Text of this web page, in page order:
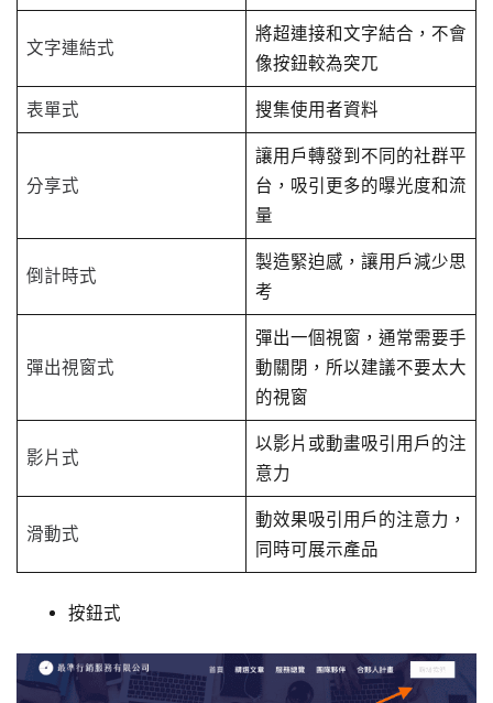
文字連結式
將超連接和文字結合，不會
像按鈕較為突兀
表單式 搜集使用者資料
分享式
讓用戶轉發到不同的社群平
台，吸引更多的曝光度和流
量
倒計時式
製造緊迫感，讓用戶減少思
考
彈出視窗式
彈出一個視窗，通常需要手
動關閉，所以建議不要太大
的視窗
影片式
以影片或動畫吸引用戶的注
意力
滑動式
動效果吸引用戶的注意力，
同時可展示產品
按鈕式